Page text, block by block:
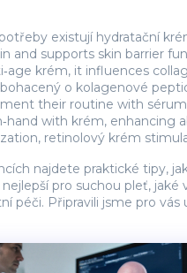
existují hydratační
and supports skin barrier
krém, it influences
o kolagenové
their routine with sérum
with krém,
retinolový krém
najdete praktické tipy,
pro suchou pleť, jaké
péči. Připravili jsme pro